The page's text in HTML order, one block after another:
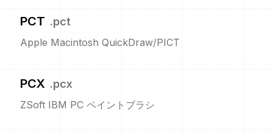
PCT .pct
Apple Macintosh QuickDraw/PICT
PCX .pcx
ZSoft IBM PC ペイントブラシ